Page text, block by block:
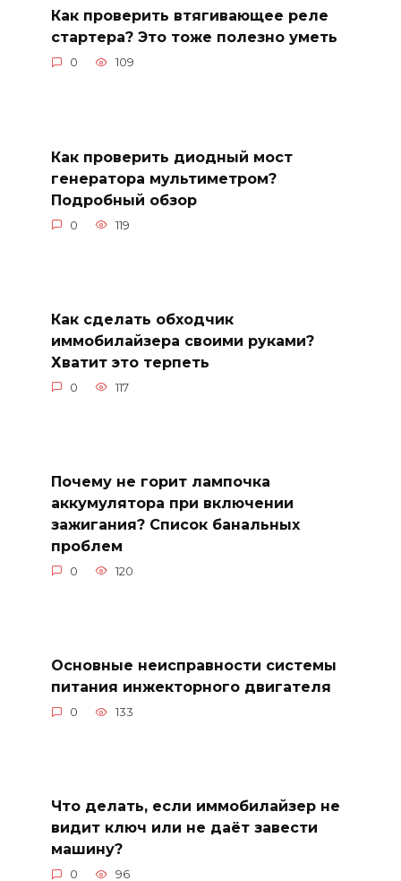
Как проверить втягивающее реле
стартера? Это тоже полезно уметь
0 109
Как проверить диодный мост
генератора мультиметром?
Подробный обзор
0 119
Как сделать обходчик
иммобилайзера своими руками?
Хватит это терпеть
0 117
Почему не горит лампочка
аккумулятора при включении
зажигания? Список банальных
проблем
0 120
Основные неисправности системы
питания инжекторного двигателя
0 133
Что делать, если иммобилайзер не
видит ключ или не даёт завести
машину?
0 96